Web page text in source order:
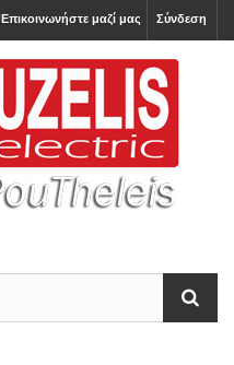
Σύνδεση
Επικοινωνήστε μαζί μας